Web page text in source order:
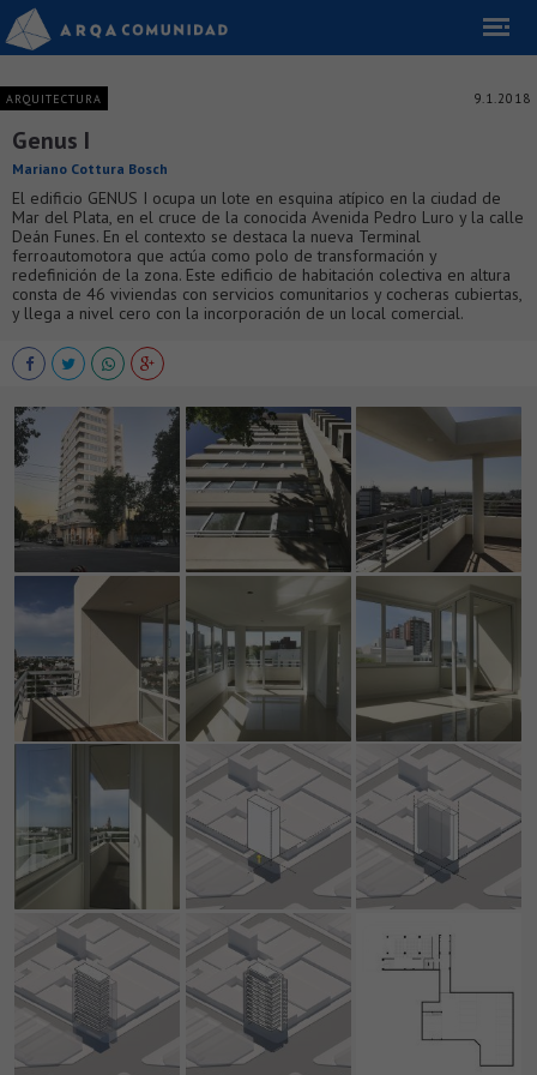
ARQUITECTURA 9.1.2018
Genus I
Mariano Cottura Bosch
El edificio GENUS I ocupa un lote en esquina atípico en la ciudad de
Mar del Plata, en el cruce de la conocida Avenida Pedro Luro y la calle
Deán Funes. En el contexto se destaca la nueva Terminal
ferroautomotora que actúa como polo de transformación y
redefinición de la zona. Este edificio de habitación colectiva en altura
consta de 46 viviendas con servicios comunitarios y cocheras cubiertas,
y llega a nivel cero con la incorporación de un local comercial.